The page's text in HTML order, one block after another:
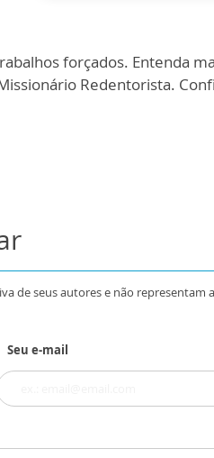
forçados. Entenda
Redentorista.
de seus autores e não representam
Seu e-mail